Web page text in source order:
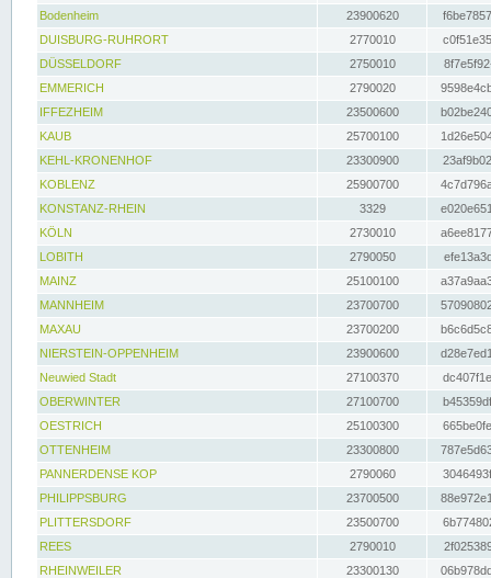
Bodenheim
23900620
DUISBURG-RUHRORT
2770010
DÜSSELDORF
2750010
EMMERICH
2790020
IFFEZHEIM
23500600
KAUB
25700100
KEHL-KRONENHOF
23300900
KOBLENZ
25900700
KONSTANZ-RHEIN
3329
KÖLN
2730010
LOBITH
2790050
MAINZ
25100100
MANNHEIM
23700700
MAXAU
23700200
NIERSTEIN-OPPENHEIM
23900600
Neuwied Stadt
27100370
OBERWINTER
27100700
OESTRICH
25100300
OTTENHEIM
23300800
PANNERDENSE KOP
2790060
PHILIPPSBURG
23700500
PLITTERSDORF
23500700
REES
2790010
RHEINWEILER
23300130